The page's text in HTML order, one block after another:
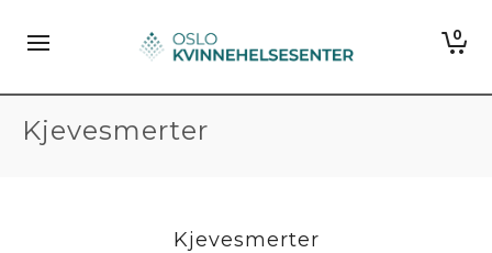
0
Kjevesmerter
Kjevesmerter